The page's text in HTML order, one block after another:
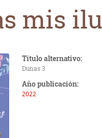
mis
Título alternativo:
Dunas 3
Año publicación:
2022